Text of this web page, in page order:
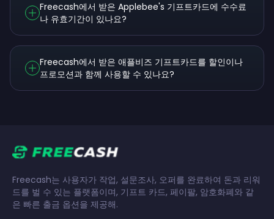
Freecash에서 받은 Applebee's 기프트카드에 수수료
나 유효기간이 있나요?
Freecash에서 받은 애플비즈 기프트카드를 할인이나
프로모션과 함께 사용할 수 있나요?
Freecash는 사용자가 작업, 설문조사, 오퍼를 완료하여 돈과 리워
드를 벌 수 있는 플랫폼이며, 기프트 카드, 페이팔, 암호화폐와 같
은 빠른 출금 옵션을 제공해.